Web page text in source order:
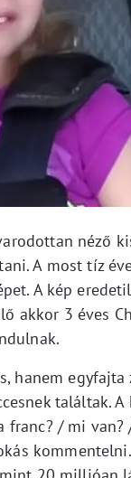
néző
A most tíz
A kép
akkor 3 éves
hanem
találtak.
/ mi van?